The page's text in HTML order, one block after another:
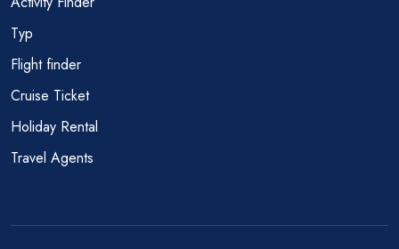
Тур
Flight finder
Cruise Ticket
Holiday Rental
Travel Agents